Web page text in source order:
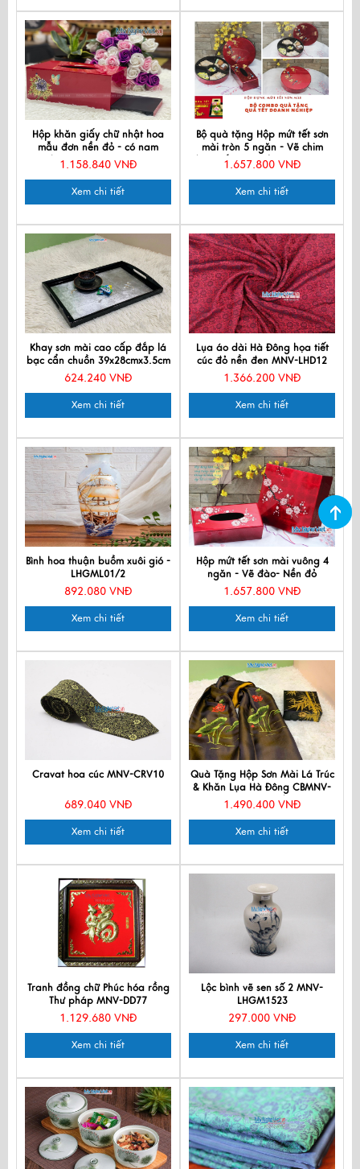
Hộp khăn giấy chữ nhật hoa
mẫu đơn nền đỏ - có nam
châm MNV-HKGTB04-1
1.158.840 VNĐ
Xem chi tiết
Bộ quà tặng Hộp mứt tết sơn
mài tròn 5 ngăn - Vẽ chim
đào- Đắp Bạc Đỏ QTTBLT-Uy-3
1.657.800 VNĐ
Xem chi tiết
Khay sơn mài cao cấp đắp lá
bạc cẩn chuồn 39x28cmx3.5cm
KSM326-1
624.240 VNĐ
Xem chi tiết
Lụa áo dài Hà Đông họa tiết
cúc đỏ nền đen MNV-LHD12
1.366.200 VNĐ
Xem chi tiết
Bình hoa thuận buồm xuôi gió -
LHGML01/2
892.080 VNĐ
Xem chi tiết
Hộp mứt tết sơn mài vuông 4
ngăn - Vẽ đào- Nền đỏ
QTTBLV-Da-3
1.657.800 VNĐ
Xem chi tiết
Cravat hoa cúc MNV-CRV10
689.040 VNĐ
Xem chi tiết
Quà Tặng Hộp Sơn Mài Lá Trúc
& Khăn Lụa Hà Đông CBMNV-
LNL45180/3
1.490.400 VNĐ
Xem chi tiết
Tranh đồng chữ Phúc hóa rồng
Thư pháp MNV-DD77
1.129.680 VNĐ
Xem chi tiết
Lộc bình vẽ sen số 2 MNV-
LHGM1523
297.000 VNĐ
Xem chi tiết